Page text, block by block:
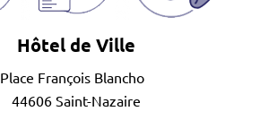
Hôtel de Ville
Place François Blancho
44606 Saint-Nazaire